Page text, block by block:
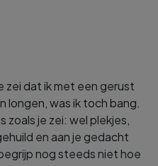
zei dat ik met een gerust
longen, was ik toch bang.
zoals je zei: wel plekjes,
en aan je gedacht
nog steeds niet hoe